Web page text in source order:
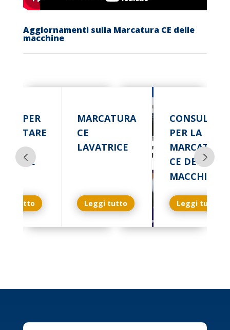
Aggiornamenti sulla Marcatura CE delle
macchine
PER
tutto
MARCATURA
CE
LAVATRICE
Leggi tutto
PER LA
MARCATURA
CE DELLE
MACCHINE
Leggi tutto